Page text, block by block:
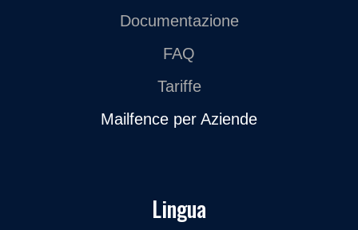
Documentazione
FAQ
Tariffe
Mailfence per Aziende
Lingua